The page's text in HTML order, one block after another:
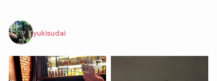
yukisudai